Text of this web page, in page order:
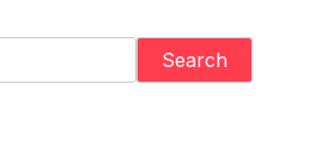
Search